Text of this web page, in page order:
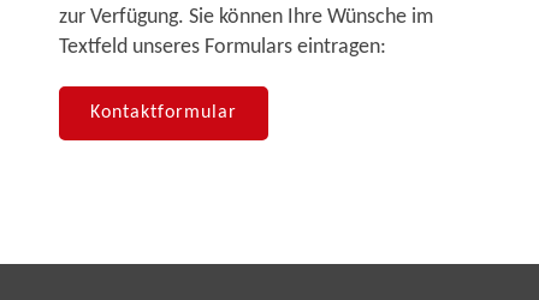
zur Verfügung. Sie können Ihre Wünsche im
Textfeld unseres Formulars eintragen:
Kontaktformular